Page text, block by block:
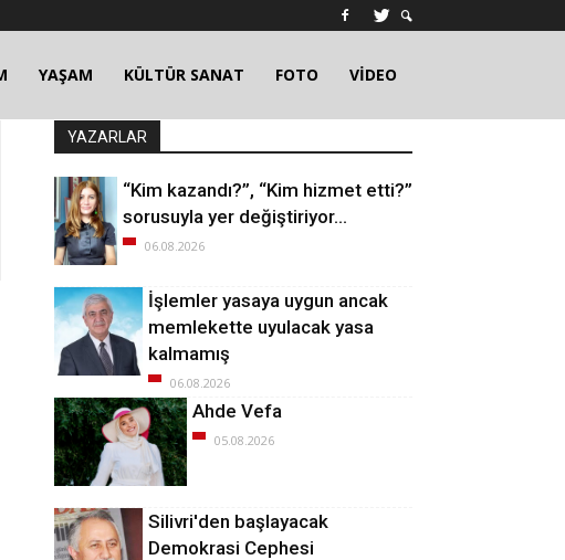
YAŞAM KÜLTÜR SANAT FOTO VİDEO
YAZARLAR
“Kim kazandı?”, “Kim hizmet etti?”
sorusuyla yer değiştiriyor…
06.08.2026
İşlemler yasaya uygun ancak
memlekette uyulacak yasa
kalmamış
06.08.2026
Ahde Vefa
05.08.2026
Silivri'den başlayacak
Demokrasi Cephesi